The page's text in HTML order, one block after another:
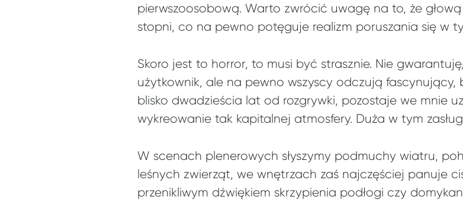
pierwszoosobową. Warto zwrócić uwagę na to, że
stopni, co na pewno potęguje realizm poruszania się w
Skoro jest to horror, to musi być strasznie. Nie
użytkownik, ale na pewno wszyscy odczują fascynujący,
blisko dwadzieścia lat od rozgrywki, pozostaje we mnie
wykreowanie tak kapitalnej atmosfery. Duża w tym
W scenach plenerowych słyszymy podmuchy wiatru,
leśnych zwierząt, we wnętrzach zaś najczęściej panuje
przenikliwym dźwiękiem skrzypienia podłogi czy